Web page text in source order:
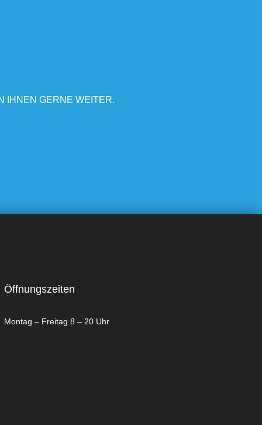
IHNEN GERNE WEITER.
Öffnungszeiten
Montag – Freitag 8 – 20 Uhr